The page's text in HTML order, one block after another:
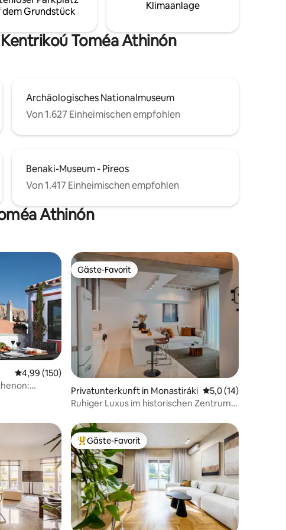
gemütliche Höhle. Die Wohnung ist mit 2
ausgestattet.
dem Grundstück
Klimaanlage
Toméa Athinón
Archäologisches Nationalmuseum
Von 1.627 Einheimischen empfohlen
Benaki-Museum - Pireos
Von 1.417 Einheimischen empfohlen
Athinón
365 Bewertungen
Durchschnittliche Bewertung: 4,99 von 5, 150 Bewertungen
4,99 (150)
Gäste-Favorit
Gäste-Favorit
Privatunterkunft in Monastiráki Durchschnittliche
5,0 (14)
Ruhiger Luxus im historischen Zentrum
Beliebter Gäste-Favorit.
Gäste-Favorit